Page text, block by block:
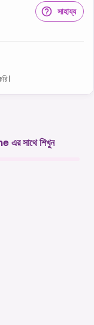
সাহায্য
এর সাথে শিখুন